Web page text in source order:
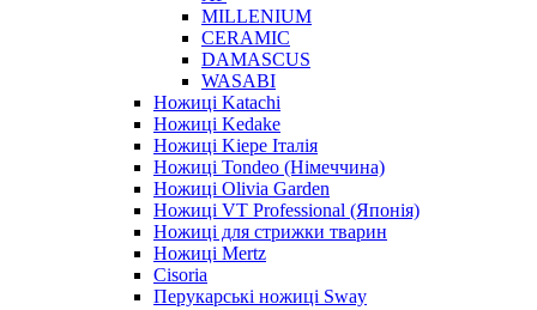
MILLENIUM
CERAMIC
DAMASCUS
WASABI
Ножиці Katachi
Ножиці Kedake
Ножиці Kiepe Італія
Ножиці Tondeo (Німеччина)
Ножиці Olivia Garden
Ножиці VT Professional (Японія)
Ножиці для стрижки тварин
Ножиці Mertz
Cisoria
Перукарські ножиці Sway